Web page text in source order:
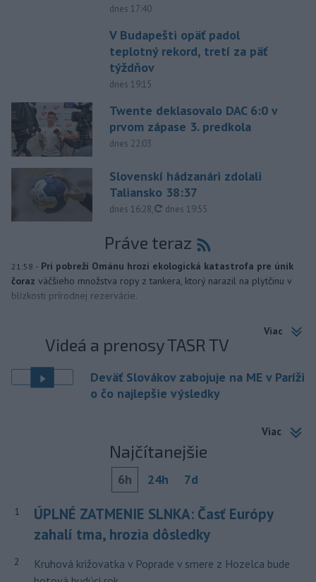
dnes 17:40
V Budapešti opäť padol
teplotný rekord, tretí za päť
týždňov
dnes 19:15
Twente deklasovalo DAC 6:0 v
prvom zápase 3. predkola
dnes 22:03
Slovenskí hádzanári zdolali
Taliansko 38:37
dnes 16:28, aktualizované
dnes 19:55
Práve teraz
21:58 - Pri pobreží Ománu hrozí ekologická katastrofa pre únik
čoraz väčšieho množstva ropy z tankera, ktorý narazil na plytčinu v
blízkosti prírodnej rezervácie.
Viac
Videá a prenosy TASR TV
Deväť Slovákov zabojuje na ME v Paríži
o čo najlepšie výsledky
Viac
Najčítanejšie
6h 24h 7d
1
ÚPLNÉ ZATMENIE SLNKA: Časť Európy
zahalí tma, hrozia dôsledky
2
Kruhová križovatka v Poprade v smere z Hozelca bude